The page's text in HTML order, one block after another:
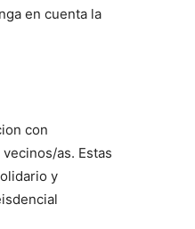
en cuenta la
con
as. Estas
y